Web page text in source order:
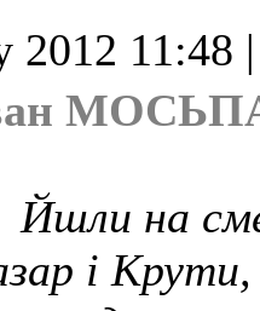
2012 11:48
Йшли на
і Крути,